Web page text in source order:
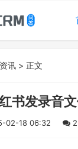
讯 > 正文
书发录音
02-18 06:32 2